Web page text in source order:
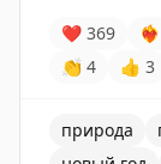
❤ 369 ❤‍🔥
👏 4 👍 3
природа